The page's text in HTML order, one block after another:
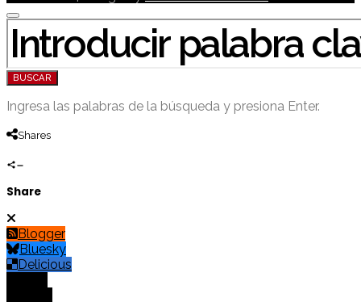
BUSCAR POR:
BUSCAR
Ingresa las palabras de la búsqueda y presiona Enter.
Shares
Share
Blogger
Bluesky
Delicious